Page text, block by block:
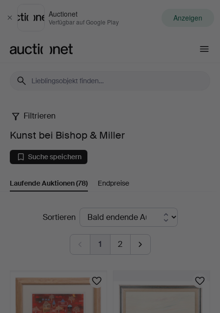
Schließen
Auctionet
Verfügbar auf Google Play Anzeigen
Kunst
bei
Bishop
&
Filtrieren
Kunst bei Bishop & Miller
Suche speichern
Laufende Auktionen(78) Endpreise
LaufendeSortieren
1 2